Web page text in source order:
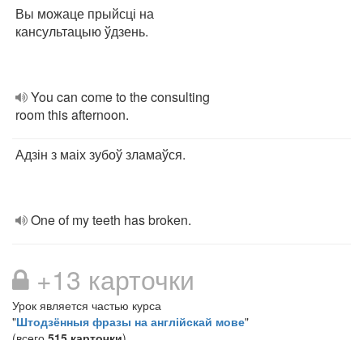
Вы можаце прыйсці на
кансультацыю ўдзень.
You can come to the consulting
room this afternoon.
Адзін з маіх зубоў зламаўся.
One of my teeth has broken.
+13 карточки
Урок является частью курса
"Штодзённыя фразы на англійскай мове"